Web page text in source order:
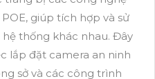
giúp tích hợp và sử
thống khác nhau. Đây
lắp đặt camera an ninh
sở và các công trình